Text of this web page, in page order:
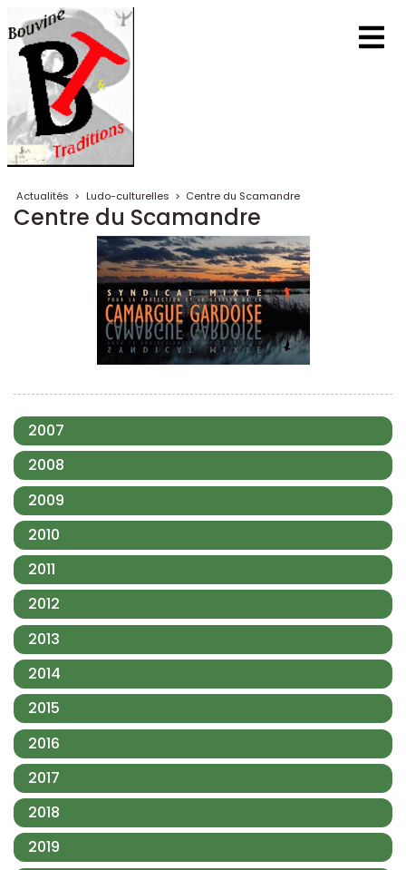
Actualités > Ludo-culturelles > Centre du Scamandre
Centre du Scamandre
2007
2008
2009
2010
2011
2012
2013
2014
2015
2016
2017
2018
2019